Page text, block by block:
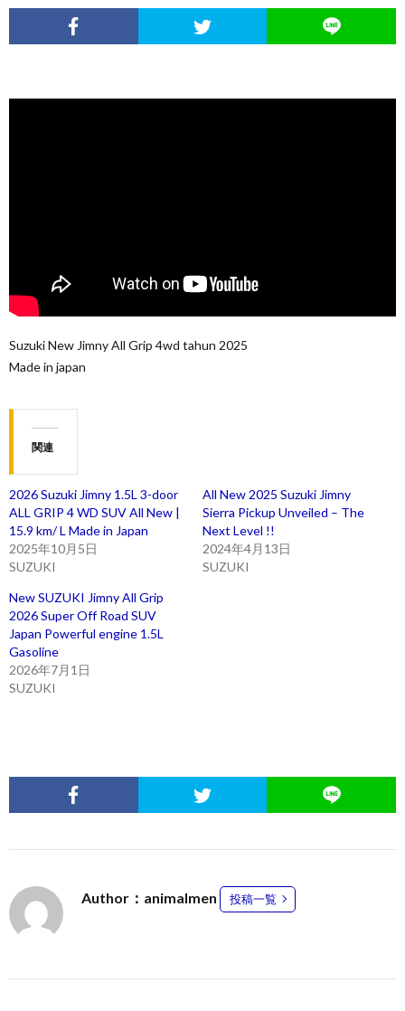
Suzuki New Jimny All Grip 4wd tahun 2025
Made in japan
関連
2026 Suzuki Jimny 1.5L 3-door
ALL GRIP 4 WD SUV All New |
15.9 km/ L Made in Japan
2025年10月5日
SUZUKI
All New 2025 Suzuki Jimny
Sierra Pickup Unveiled – The
Next Level !!
2024年4月13日
SUZUKI
New SUZUKI Jimny All Grip
2026 Super Off Road SUV
Japan Powerful engine 1.5L
Gasoline
2026年7月1日
SUZUKI
Author：animalmen 投稿一覧